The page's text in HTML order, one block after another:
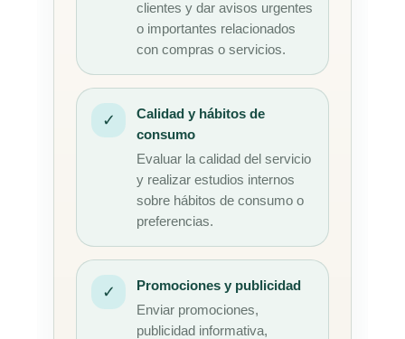
clientes y dar avisos urgentes
o importantes relacionados
con compras o servicios.
✓
Calidad y hábitos de
consumo
Evaluar la calidad del servicio
y realizar estudios internos
sobre hábitos de consumo o
preferencias.
✓ Promociones y publicidad
Enviar promociones,
publicidad informativa,